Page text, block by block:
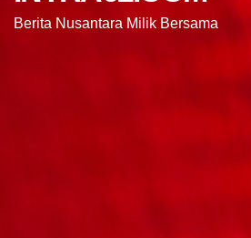
Berita Nusantara Milik Bersama